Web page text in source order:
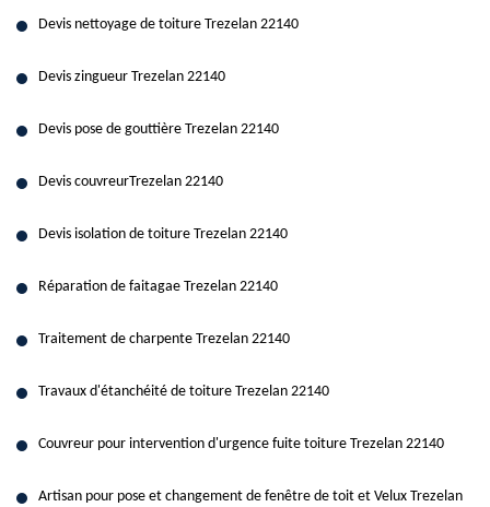
Devis nettoyage de toiture Trezelan 22140
Devis zingueur Trezelan 22140
Devis pose de gouttière Trezelan 22140
Devis couvreurTrezelan 22140
Devis isolation de toiture Trezelan 22140
Réparation de faitagae Trezelan 22140
Traitement de charpente Trezelan 22140
Travaux d'étanchéité de toiture Trezelan 22140
Couvreur pour intervention d'urgence fuite toiture Trezelan 22140
Artisan pour pose et changement de fenêtre de toit et Velux Trezelan